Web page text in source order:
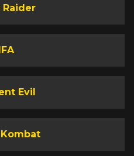
Raider
Evil